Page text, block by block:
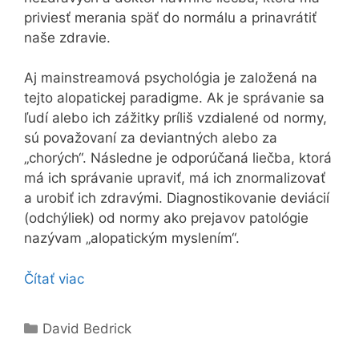
priviesť merania späť do normálu a prinavrátiť
naše zdravie.
Aj mainstreamová psychológia je založená na
tejto alopatickej paradigme. Ak je správanie sa
ľudí alebo ich zážitky príliš vzdialené od normy,
sú považovaní za deviantných alebo za
„chorých“. Následne je odporúčaná liečba, ktorá
má ich správanie upraviť, má ich znormalizovať
a urobiť ich zdravými. Diagnostikovanie deviácií
(odchýliek) od normy ako prejavov patológie
nazývam „alopatickým myslením“.
Čítať viac
Kategórie
David Bedrick